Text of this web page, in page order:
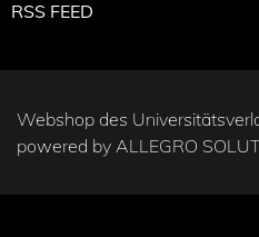
RSS FEED
Webshop des
powered by ALLEGRO